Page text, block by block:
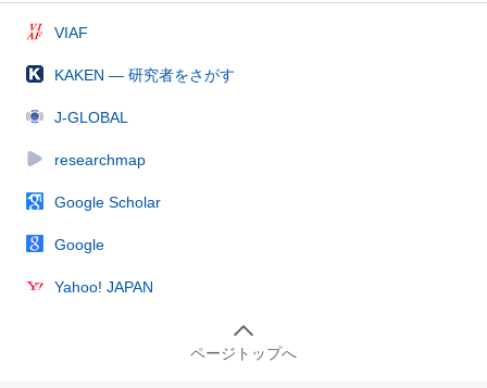
VIAF
KAKEN — 研究者をさがす
J-GLOBAL
researchmap
Google Scholar
Google
Yahoo! JAPAN
ページトップへ